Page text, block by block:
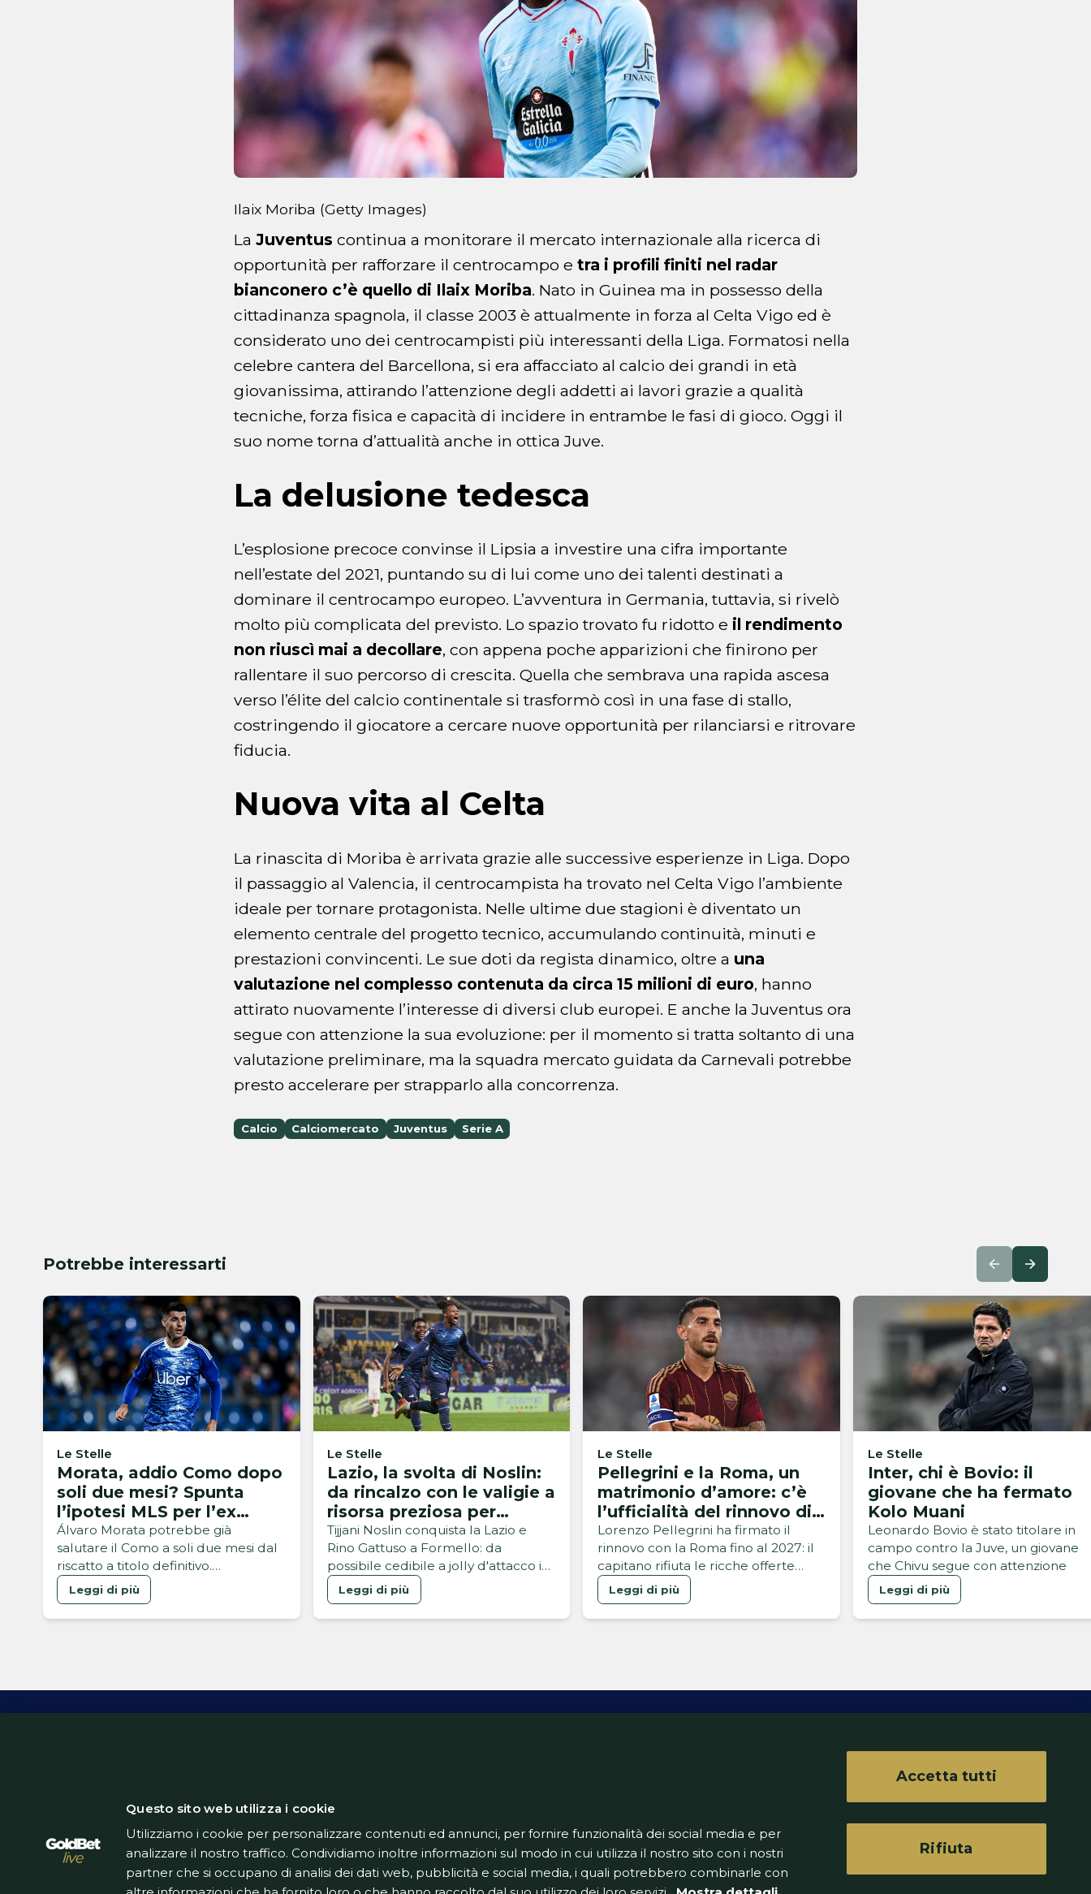
Ilaix Moriba (Getty Images)
La Juventus continua a monitorare il mercato internazionale alla ricerca di
opportunità per rafforzare il centrocampo e tra i profili finiti nel radar
bianconero c’è quello di Ilaix Moriba. Nato in Guinea ma in possesso della
cittadinanza spagnola, il classe 2003 è attualmente in forza al Celta Vigo ed è
considerato uno dei centrocampisti più interessanti della Liga. Formatosi nella
celebre cantera del Barcellona, si era affacciato al calcio dei grandi in età
giovanissima, attirando l’attenzione degli addetti ai lavori grazie a qualità
tecniche, forza fisica e capacità di incidere in entrambe le fasi di gioco. Oggi il
suo nome torna d’attualità anche in ottica Juve.
La delusione tedesca
L’esplosione precoce convinse il Lipsia a investire una cifra importante
nell’estate del 2021, puntando su di lui come uno dei talenti destinati a
dominare il centrocampo europeo. L’avventura in Germania, tuttavia, si rivelò
molto più complicata del previsto. Lo spazio trovato fu ridotto e il rendimento
non riuscì mai a decollare, con appena poche apparizioni che finirono per
rallentare il suo percorso di crescita. Quella che sembrava una rapida ascesa
verso l’élite del calcio continentale si trasformò così in una fase di stallo,
costringendo il giocatore a cercare nuove opportunità per rilanciarsi e ritrovare
fiducia.
Nuova vita al Celta
La rinascita di Moriba è arrivata grazie alle successive esperienze in Liga. Dopo
il passaggio al Valencia, il centrocampista ha trovato nel Celta Vigo l’ambiente
ideale per tornare protagonista. Nelle ultime due stagioni è diventato un
elemento centrale del progetto tecnico, accumulando continuità, minuti e
prestazioni convincenti. Le sue doti da regista dinamico, oltre a una
valutazione nel complesso contenuta da circa 15 milioni di euro, hanno
attirato nuovamente l’interesse di diversi club europei. E anche la Juventus ora
segue con attenzione la sua evoluzione: per il momento si tratta soltanto di una
valutazione preliminare, ma la squadra mercato guidata da Carnevali potrebbe
presto accelerare per strapparlo alla concorrenza.
Calcio Calciomercato Juventus Serie A
Potrebbe interessarti
Le Stelle
Morata, addio Como dopo
soli due mesi? Spunta
l’ipotesi MLS per l’ex
Chelsea
Álvaro Morata potrebbe già
salutare il Como a soli due mesi dal
riscatto a titolo definitivo.
L'attaccante spagnolo è finito nel
mirino della MLS, con l'Atlanta
United pronta all'assalto.
Leggi di più
Le Stelle
Lazio, la svolta di Noslin:
da rincalzo con le valigie a
risorsa preziosa per
Gattuso
Tijjani Noslin conquista la Lazio e
Rino Gattuso a Formello: da
possibile cedibile a jolly d'attacco in
vista della Coppa Italia contro il
Mantova.
Leggi di più
Le Stelle
Pellegrini e la Roma, un
matrimonio d’amore: c’è
l’ufficialità del rinnovo di
contratto
Lorenzo Pellegrini ha firmato il
rinnovo con la Roma fino al 2027: il
capitano rifiuta le ricche offerte
estere e sceglie di restare in
giallorosso "per amore".
Leggi di più
Le Stelle
Inter, chi è Bovio: il
giovane che ha fermato
Kolo Muani
Leonardo Bovio è stato titolare in
campo contro la Juve, un giovane
che Chivu segue con attenzione
Leggi di più
Questo sito web utilizza i cookie
Utilizziamo i cookie per personalizzare contenuti ed annunci, per fornire funzionalità dei social media e per
analizzare il nostro traffico. Condividiamo inoltre informazioni sul modo in cui utilizza il nostro sito con i nostri
partner che si occupano di analisi dei dati web, pubblicità e social media, i quali potrebbero combinarle con
Rifiuta
Accetta tutti